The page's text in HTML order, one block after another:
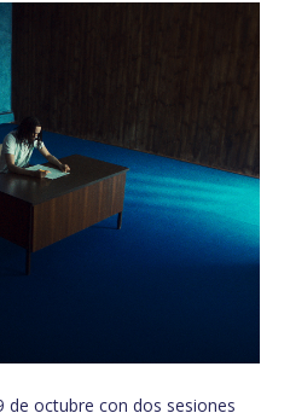
de octubre con dos sesiones